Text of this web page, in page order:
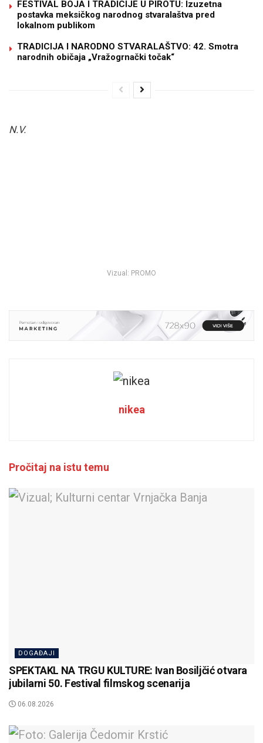
FESTIVAL BOJA I TRADICIJE U PIROTU: Izuzetna
postavka meksičkog narodnog stvaralaštva pred
lokalnom publikom
TRADICIJA I NARODNO STVARALAŠTVO: 42. Smotra
narodnih običaja „Vražogrnački točak“
N.V.
Vizual: PROMO
nikea
Pročitaj na istu temu
DOGAĐAJI
SPEKTAKL NA TRGU KULTURE: Ivan Bosiljčić otvara
jubilarni 50. Festival filmskog scenarija
06.08.2026